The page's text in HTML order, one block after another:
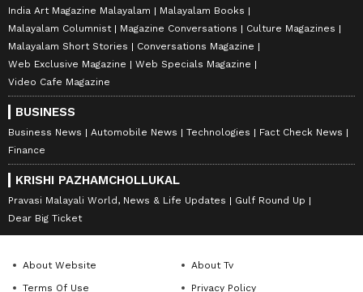
India Art Magazine Malayalam
Malayalam Books
Malayalam Columnist
Magazine Conversations
Culture Magazines
Malayalam Short Stories
Conversations Magazine
Web Exclusive Magazine
Web Specials Magazine
Video Cafe Magazine
BUSINESS
Business News Automobile News Technologies
Fact Check News
Finance
KRISHI PAZHAMCHOLLUKAL
Pravasi Malayali World, News & Life Updates
Gulf Round Up
Dear Big Ticket
About Website
About Tv
Terms Of Use
Privacy Policy